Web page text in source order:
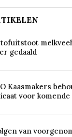
gedaald
Kaasmakers
voor komende
van